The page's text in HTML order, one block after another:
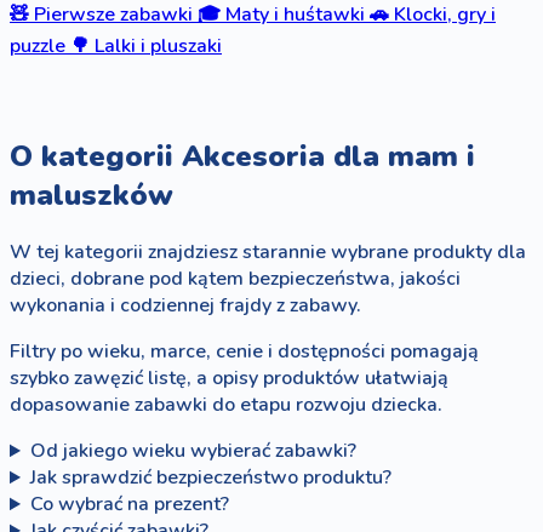
🧸 Pierwsze zabawki 🎓 Maty i huśtawki 🚗 Klocki, gry i
puzzle 🌳 Lalki i pluszaki
O kategorii Akcesoria dla mam i
maluszków
W tej kategorii znajdziesz starannie wybrane produkty dla
dzieci, dobrane pod kątem bezpieczeństwa, jakości
wykonania i codziennej frajdy z zabawy.
Filtry po wieku, marce, cenie i dostępności pomagają
szybko zawęzić listę, a opisy produktów ułatwiają
dopasowanie zabawki do etapu rozwoju dziecka.
Od jakiego wieku wybierać zabawki?
Jak sprawdzić bezpieczeństwo produktu?
Co wybrać na prezent?